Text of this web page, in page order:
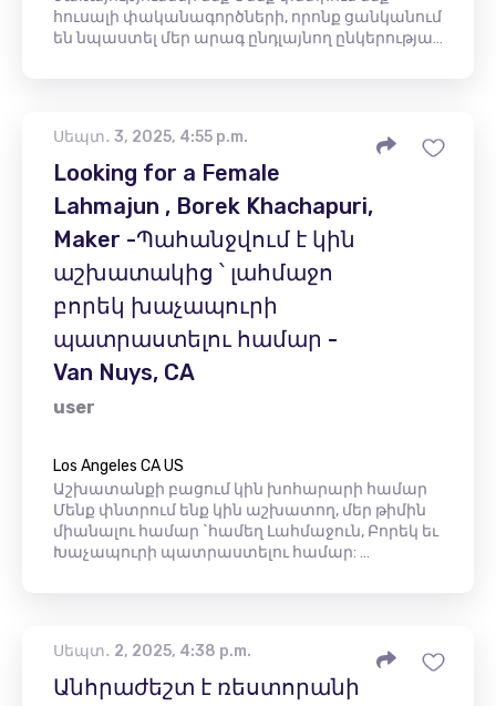
հուսալի փականագործների, որոնք ցանկանում
են նպաստել մեր արագ ընդլայնող ընկերությա…
Սեպտ․ 3, 2025, 4:55 p.m.
Looking for a Female
Lahmajun , Borek Khachapuri,
Maker -Պահանջվում է կին
աշխատակից ՝ լահմաջո
բորեկ խաչապուրի
պատրաստելու համար -
Van Nuys, CA
user
Los Angeles CA US
Աշխատանքի բացում կին խոհարարի համար
Մենք փնտրում ենք կին աշխատող, մեր թիմին
միանալու համար `համեղ Լահմաջուն, Բորեկ եւ
Խաչապուրի պատրաստելու համար: …
Սեպտ․ 2, 2025, 4:38 p.m.
Անհրաժեշտ է ռեստորանի